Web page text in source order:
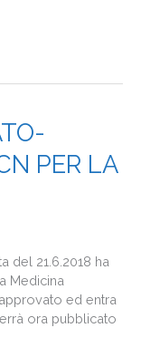
PER LA
del 21.6.2018 ha
Medicina
ed entra
ora pubblicato